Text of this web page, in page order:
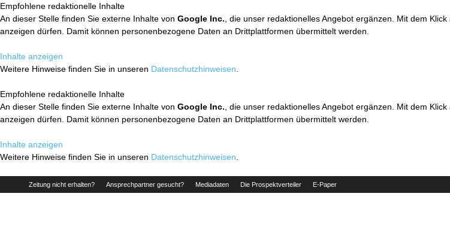
Empfohlene redaktionelle Inhalte
An dieser Stelle finden Sie externe Inhalte von Google Inc. , die unser redaktionelles Angebot ergänzen. Mit dem
anzeigen dürfen. Damit können personenbezogene Daten an Drittplattformen übermittelt werden.
Inhalte anzeigen
Weitere Hinweise finden Sie in unseren Datenschutzhinweisen
Empfohlene redaktionelle Inhalte
An dieser Stelle finden Sie externe Inhalte von Google Inc. , die unser redaktionelles Angebot ergänzen. Mit dem
anzeigen dürfen. Damit können personenbezogene Daten an Drittplattformen übermittelt werden.
Inhalte anzeigen
Weitere Hinweise finden Sie in unseren Datenschutzhinweisen
Zeitung nicht erhalten? Ansprechpartner gesucht? Mediadaten Die Prospektverteiler E-Paper